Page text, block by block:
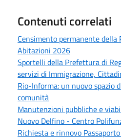
Contenuti correlati
Censimento permanente della
Abitazioni 2026
Sportelli della Prefettura di
servizi di Immigrazione,
Rio-Informa: un nuovo spazio
comunità
Manutenzioni pubbliche e
Nuovo Delfino - Centro
Richiesta e rinnovo